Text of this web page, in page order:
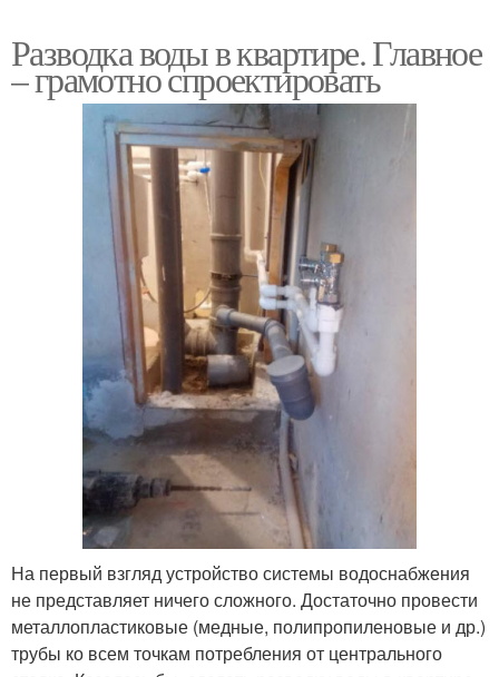
Разводка воды в квартире. Главное
– грамотно спроектировать
На первый взгляд устройство системы водоснабжения
не представляет ничего сложного. Достаточно провести
металлопластиковые (медные, полипропиленовые и др.)
трубы ко всем точкам потребления от центрального